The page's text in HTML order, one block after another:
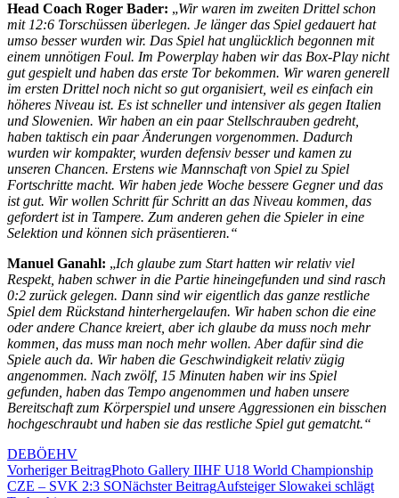
Head Coach Roger Bader: „Wir waren im zweiten Drittel schon
mit 12:6 Torschüssen überlegen. Je länger das Spiel gedauert hat
umso besser wurden wir. Das Spiel hat unglücklich begonnen mit
einem unnötigen Foul. Im Powerplay haben wir das Box-Play nicht
gut gespielt und haben das erste Tor bekommen. Wir waren generell
im ersten Drittel noch nicht so gut organisiert, weil es einfach ein
höheres Niveau ist. Es ist schneller und intensiver als gegen Italien
und Slowenien. Wir haben an ein paar Stellschrauben gedreht,
haben taktisch ein paar Änderungen vorgenommen. Dadurch
wurden wir kompakter, wurden defensiv besser und kamen zu
unseren Chancen. Erstens wie Mannschaft von Spiel zu Spiel
Fortschritte macht. Wir haben jede Woche bessere Gegner und das
ist gut. Wir wollen Schritt für Schritt an das Niveau kommen, das
gefordert ist in Tampere. Zum anderen gehen die Spieler in eine
Selektion und können sich präsentieren.“
Manuel Ganahl: „Ich glaube zum Start hatten wir relativ viel
Respekt, haben schwer in die Partie hineingefunden und sind rasch
0:2 zurück gelegen. Dann sind wir eigentlich das ganze restliche
Spiel dem Rückstand hinterhergelaufen. Wir haben schon die eine
oder andere Chance kreiert, aber ich glaube da muss noch mehr
kommen, das muss man noch mehr wollen. Aber dafür sind die
Spiele auch da. Wir haben die Geschwindigkeit relativ zügig
angenommen. Nach zwölf, 15 Minuten haben wir ins Spiel
gefunden, haben das Tempo angenommen und haben unsere
Bereitschaft zum Körperspiel und unsere Aggressionen ein bisschen
hochgeschraubt und haben sie das restliche Spiel gut gematcht.“
DEBÖEHV
Beitragsnavigation
Vorheriger BeitragPhoto Gallery IIHF U18 World Championship
CZE – SVK 2:3 SONächster BeitragAufsteiger Slowakei schlägt